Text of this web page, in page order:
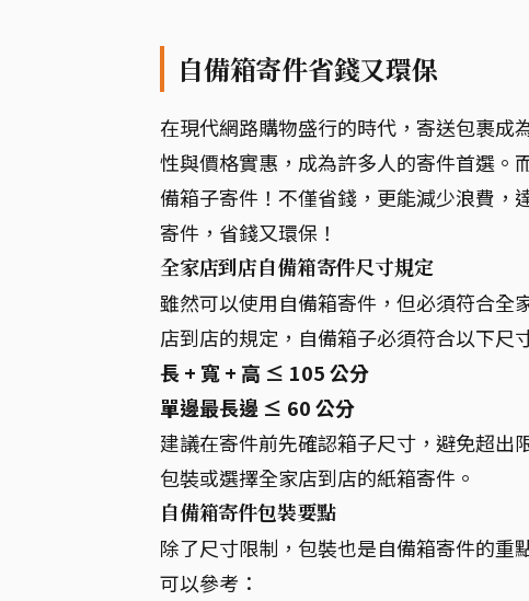
自備箱寄件省錢又環保
在現代網路購物盛行的時代，寄送包裹成
性與價格實惠，成為許多人的寄件首選。
備箱子寄件！不僅省錢，更能減少浪費，
寄件，省錢又環保！
全家店到店自備箱寄件尺寸規定
雖然可以使用自備箱寄件，但必須符合全
店到店的規定，自備箱子必須符合以下尺
長 + 寬 + 高 ≤ 105 公分
單邊最長邊 ≤ 60 公分
建議在寄件前先確認箱子尺寸，避免超出
包裝或選擇全家店到店的紙箱寄件。
自備箱寄件包裝要點
除了尺寸限制，包裝也是自備箱寄件的重
可以參考：